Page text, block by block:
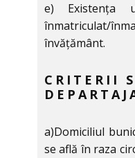
e) Existența
înmatriculat/
învățământ.
CRITERII
a)Domiciliul
se află în raza